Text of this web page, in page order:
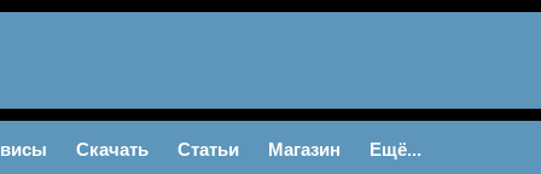
Скачать Статьи Магазин Ещё...